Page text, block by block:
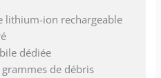
lithium-ion rechargeable
dédiée
de débris